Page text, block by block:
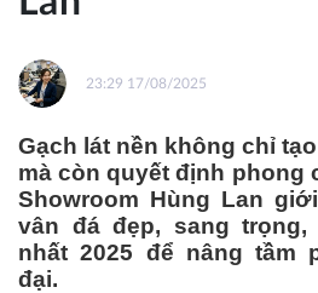
23:29 17/08/2025
Gạch lát nền không chỉ
mà còn quyết định phong
Showroom Hùng Lan
vân đá đẹp, sang
nhất 2025 để nâng tầm
đại.